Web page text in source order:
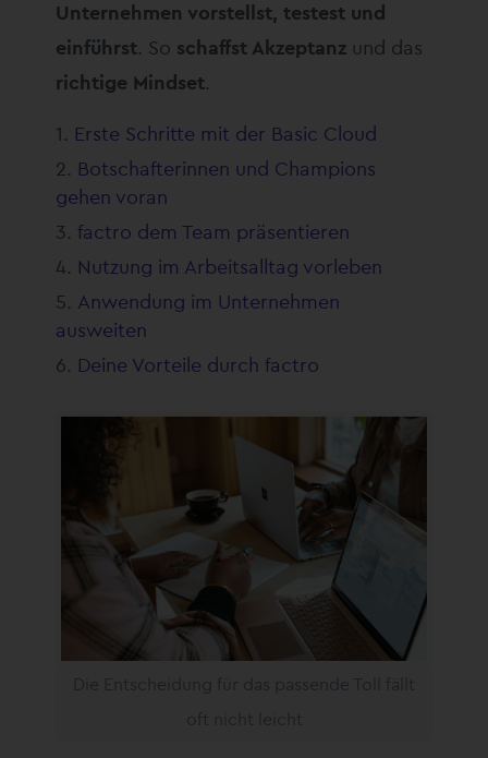
Unternehmen vorstellst, testest und
einführst. So schaffst Akzeptanz und das
richtige Mindset.
Erste Schritte mit der Basic Cloud
Botschafterinnen und Champions
gehen voran
factro dem Team präsentieren
Nutzung im Arbeitsalltag vorleben
Anwendung im Unternehmen
ausweiten
Deine Vorteile durch factro